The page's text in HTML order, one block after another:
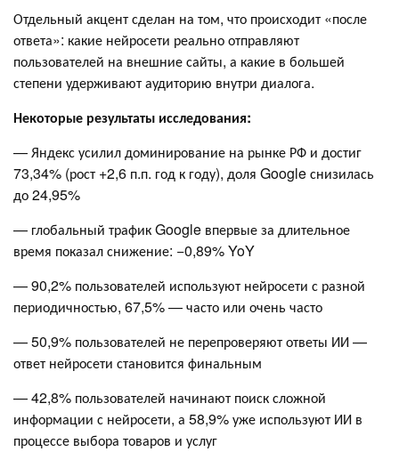
Отдельный акцент сделан на том, что происходит «после
ответа»: какие нейросети реально отправляют
пользователей на внешние сайты, а какие в большей
степени удерживают аудиторию внутри диалога.
Некоторые результаты исследования:
— Яндекс усилил доминирование на рынке РФ и достиг
73,34% (рост +2,6 п.п. год к году), доля Google снизилась
до 24,95%
— глобальный трафик Google впервые за длительное
время показал снижение: −0,89% YoY
— 90,2% пользователей используют нейросети с разной
периодичностью, 67,5% — часто или очень часто
— 50,9% пользователей не перепроверяют ответы ИИ —
ответ нейросети становится финальным
— 42,8% пользователей начинают поиск сложной
информации с нейросети, а 58,9% уже используют ИИ в
процессе выбора товаров и услуг